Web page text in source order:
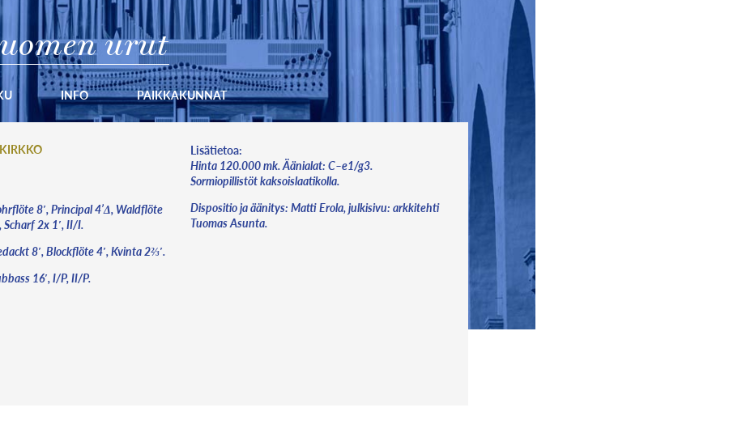
urut
INFO PAIKKAKUNNAT
8′, Principal 4’Δ, Waldflöte
Scharf 2x 1′, II/I.
8′, Blockflöte 4′, Kvinta 2⅔′.
16′, I/P, II/P.
Lisätietoa:
Hinta 120.000 mk. Äänialat: C–e1/g3.
Sormiopillistöt kaksoislaatikolla.
Dispositio ja äänitys: Matti Erola, julkisivu: arkkitehti
Tuomas Asunta.